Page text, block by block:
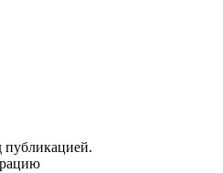
публикацией.